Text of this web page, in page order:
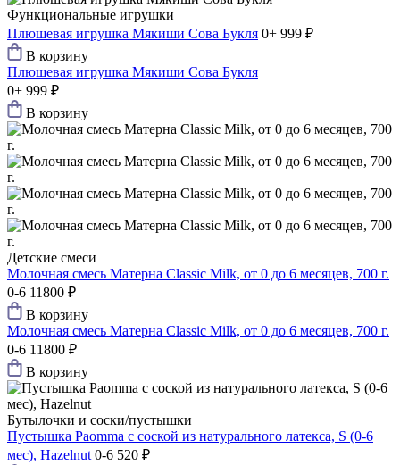
Функциональные игрушки
Плюшевая игрушка Мякиши Сова Букля 0+ 999 ₽
В корзину
Плюшевая игрушка Мякиши Сова Букля
0+ 999 ₽
В корзину
Детские смеси
Молочная смесь Матерна Classic Milk, от 0 до 6 месяцев, 700 г.
0-6 11800 ₽
В корзину
Молочная смесь Матерна Classic Milk, от 0 до 6 месяцев, 700 г.
0-6 11800 ₽
В корзину
Бутылочки и соски/пустышки
Пустышка Paomma с соской из натурального латекса, S (0-6
мес), Hazelnut 0-6 520 ₽